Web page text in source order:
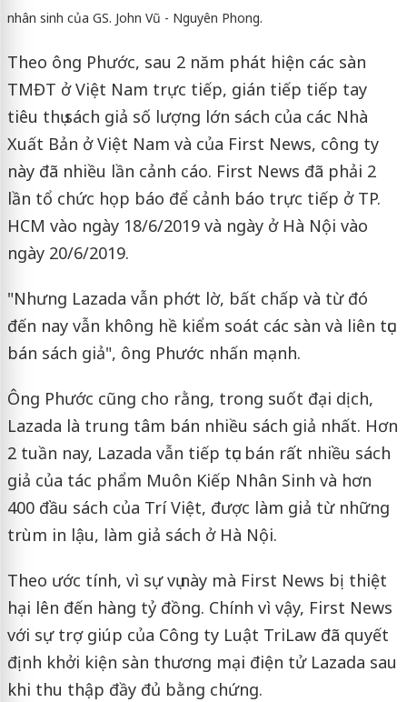
nhân sinh của GS. John Vũ - Nguyên Phong.
Theo ông Phước, sau 2 năm phát hiện các sàn
TMĐT ở Việt Nam trực tiếp, gián tiếp tiếp tay
tiêu thụ sách giả số lượng lớn sách của các Nhà
Xuất Bản ở Việt Nam và của First News, công ty
này đã nhiều lần cảnh cáo. First News đã phải 2
lần tổ chức họp báo để cảnh báo trực tiếp ở TP.
HCM vào ngày 18/6/2019 và ngày ở Hà Nội vào
ngày 20/6/2019.
"Nhưng Lazada vẫn phớt lờ, bất chấp và từ đó
đến nay vẫn không hề kiểm soát các sàn và liên tục
bán sách giả", ông Phước nhấn mạnh.
Ông Phước cũng cho rằng, trong suốt đại dịch,
Lazada là trung tâm bán nhiều sách giả nhất. Hơn
2 tuần nay, Lazada vẫn tiếp tục bán rất nhiều sách
giả của tác phẩm Muôn Kiếp Nhân Sinh và hơn
400 đầu sách của Trí Việt, được làm giả từ những
trùm in lậu, làm giả sách ở Hà Nội.
Theo ước tính, vì sự vụ này mà First News bị thiệt
hại lên đến hàng tỷ đồng. Chính vì vậy, First News
với sự trợ giúp của Công ty Luật TriLaw đã quyết
định khởi kiện sàn thương mại điện tử Lazada sau
khi thu thập đầy đủ bằng chứng.